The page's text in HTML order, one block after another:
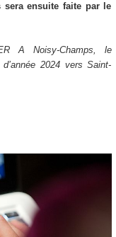
sera ensuite faite par le
A Noisy-Champs, le
2024 vers Saint-